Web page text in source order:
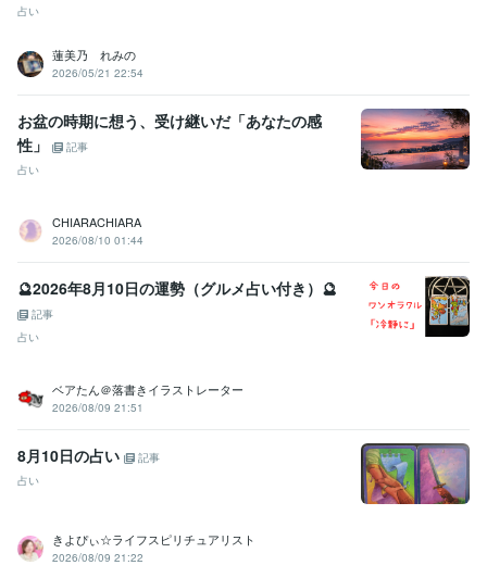
占い
蓮美乃 れみの
2026/05/21 22:54
お盆の時期に想う、受け継いだ「あなたの感
性」
記事
占い
CHIARACHIARA
2026/08/10 01:44
🔮2026年8月10日の運勢（グルメ占い付き）🔮
記事
占い
ベアたん＠落書きイラストレーター
2026/08/09 21:51
8月10日の占い
記事
占い
きよぴぃ☆ライフスピリチュアリスト
2026/08/09 21:22